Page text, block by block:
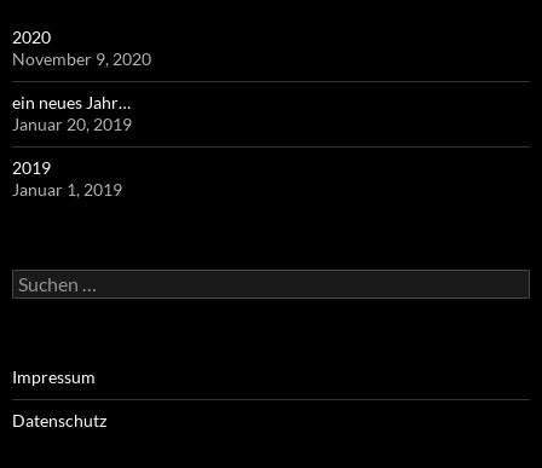
2020
November 9, 2020
ein neues Jahr…
Januar 20, 2019
2019
Januar 1, 2019
Suchen
nach:
Impressum
Datenschutz